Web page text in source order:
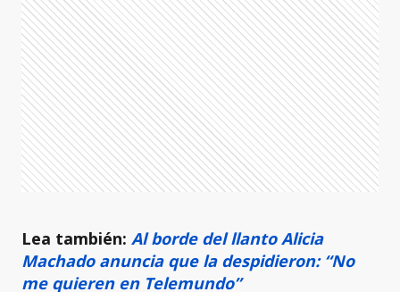
Lea también: Al borde del llanto Alicia
Machado anuncia que la despidieron: “No
me quieren en Telemundo”